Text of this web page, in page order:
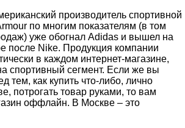
производитель спортивной
по многим показателям (в том
уже обогнал Adidas и вышел на
после Nike. Продукция компании
в каждом интернет-магазине,
спортивный сегмент. Если же вы
тем, как купить что-либо, лично
потрогать товар руками, то вам
оффлайн. В Москве – это